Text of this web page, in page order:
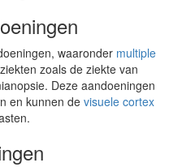
waaronder multiple
zoals de ziekte van
Deze aandoeningen
en kunnen de visuele cortex